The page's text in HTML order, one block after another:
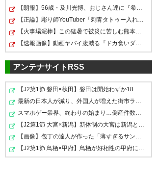
まって、脇坂wwww
— 猫背 (y_f_m_rinrin)2021, 2月
26
脇坂ふざけんな笑
— ｿｰﾄｰﾛｰ (Ampadu44blue)
2021, 2月 26
— あべさんはウィークエンダー
® (wakame_0508)2021, 2月 26
脇坂指ハート草
— りょーた (CKryota1205)
2021, 2月 26
いんじゃぁ
— まっは (eikura77)2021, 2月
26
今年の選手紹介のポーズは自由
なんだな🥺 脇坂なかなか酷かっ
たぞ🤢🥺
— ぁきら (rista0824)2021, 2月
26
【朗報】56歳・及川光博、おじさん達に『希望』を与えて…
【正論】彫り師YouTuber「刺青タトゥー入れてる奴は全員…
【火事場泥棒】この猛暑で被災に苦しむ熊本の被災地から…
【速報画像】動画ヤバイ腹減る『ドカ食いダイスキ！ もち…
アンテナサイトRSS
【J2第1節 磐田×秋田】磐田は開始わずか18秒で先制に成功…
最新の日本人が減り、外国人が増えた街市ランキングをご…
スマホゲー業界、終わりの始まり…倒産件数が過去最多ペー…
【J2第1節 大宮×新潟】新体制の大宮は新潟との接戦を制し…
【画像】包丁の達人が作った「薄すぎるサンドイッチ」が…
【J2第1節 鳥栖×甲府】鳥栖が好相性の甲府に2-0快勝で5年…